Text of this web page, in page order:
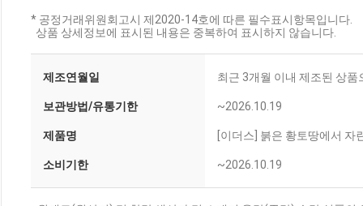
* 공정거래위원회고시 제2020-14호에 따른 필수표시항목입니다.
상품 상세정보에 표시된 내용은 중복하여 표시하지 않습니다.
제조연월일 최근 3개월 이내 제조된 상품
보관방법/유통기한 ~2026.10.19
제품명 [이더스] 붉은 황토땅에서 자
소비기한 ~2026.10.19